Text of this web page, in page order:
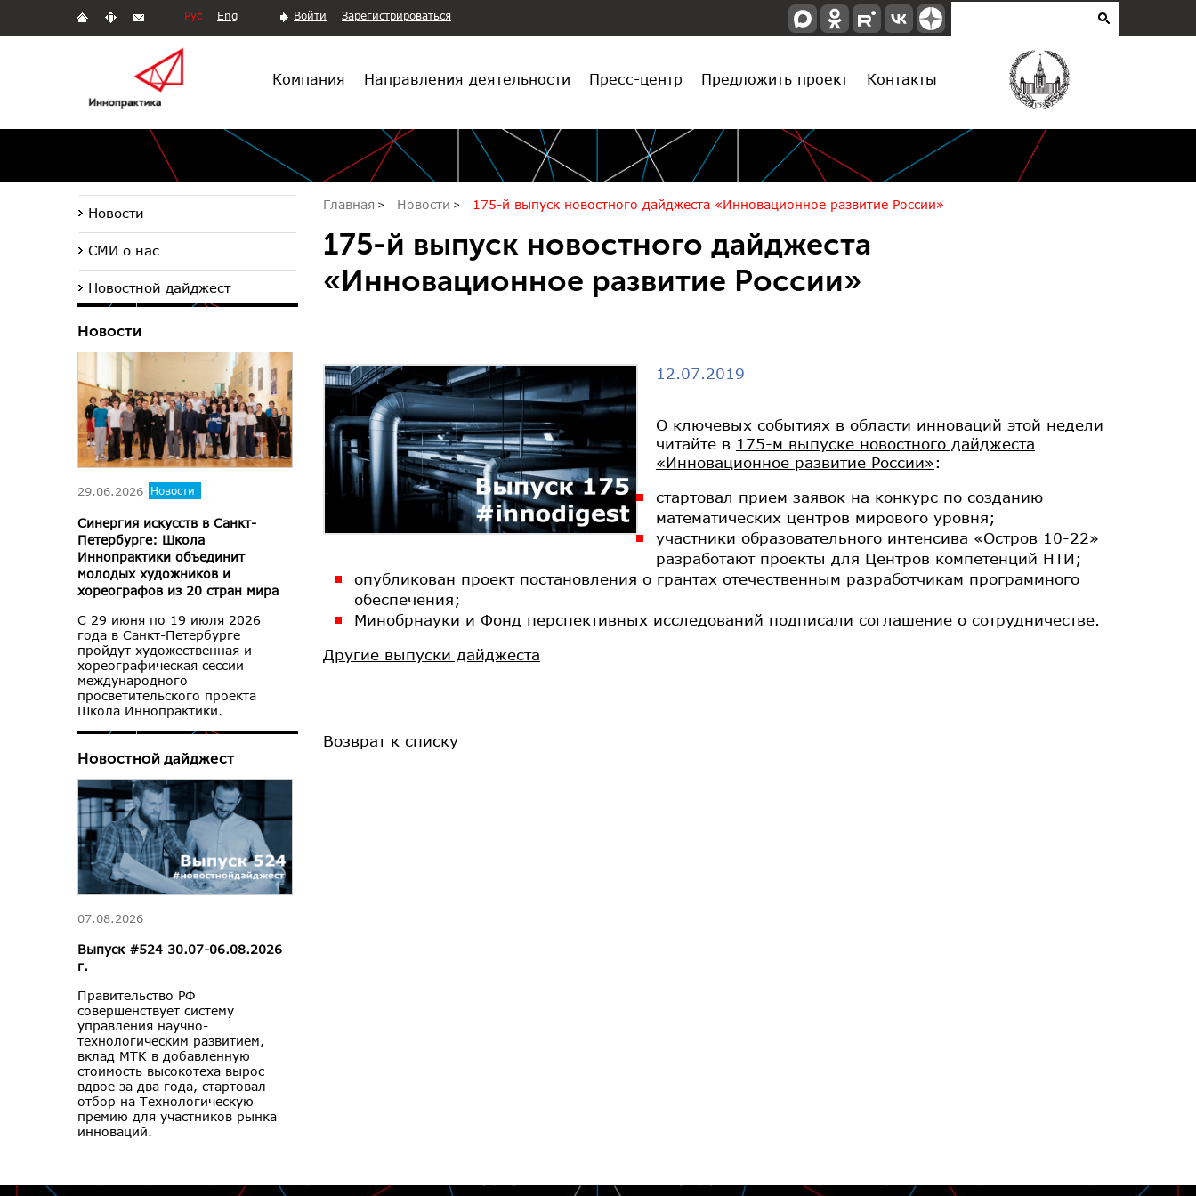
Рус Eng Войти Зарегистрироваться
Компания Направления деятельности Пресс-центр Предложить проект Контакты
Главная Новости 175-й выпуск новостного дайджеста «Инновационное развитие России»
175-й выпуск новостного дайджеста
«Инновационное развитие России»
12.07.2019
О ключевых событиях в области инноваций этой недели
читайте в 175-м выпуске новостного дайджеста
«Инновационное развитие России»:
стартовал прием заявок на конкурс по созданию
математических центров мирового уровня;
участники образовательного интенсива «Остров 10-22»
разработают проекты для Центров компетенций НТИ;
опубликован проект постановления о грантах отечественным разработчикам программного
обеспечения;
Минобрнауки и Фонд перспективных исследований подписали соглашение о сотрудничестве.
Другие выпуски дайджеста
Возврат к списку
Новости
СМИ о нас
Новостной дайджест
Новости
29.06.2026 Новости
Синергия искусств в Санкт-
Петербурге: Школа
Иннопрактики объединит
молодых художников и
хореографов из 20 стран мира
С 29 июня по 19 июля 2026
года в Санкт-Петербурге
пройдут художественная и
хореографическая сессии
международного
просветительского проекта
Школа Иннопрактики.
Новостной дайджест
07.08.2026
Выпуск #524 30.07-06.08.2026
г.
Правительство РФ
совершенствует систему
управления научно-
технологическим развитием,
вклад МТК в добавленную
стоимость высокотеха вырос
вдвое за два года, стартовал
отбор на Технологическую
премию для участников рынка
инноваций.